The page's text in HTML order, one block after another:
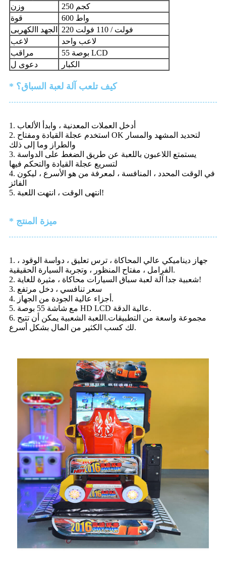
وزن
250 كجم
قوة
600 واط
الجهد االكهربى
220 فولت / 110 فولت
لاعب
لاعب واحد
مراقب
55 بوصة LCD
دعوى ل
الكبار
* كيف تلعب آلة لعبة السباق؟
1. أدخل العملات المعدنية ، وابدأ الألعاب
2. استخدم عجلة القيادة ومفتاح OK لتحديد المشهد والمسار
والطراز وما إلى ذلك
3. يستمتع اللاعبون باللعبة عن طريق الضغط على الدواسة
لتسريع عجلة القيادة والتحكم فيها
4. في الوقت المحدد ، المنافسة ، لمعرفة من هو الأسرع ، ليكون
الفائز
5. انتهى الوقت ، انتهت اللعبة!
* ميزة المنتج
1. جهاز ديناميكي عالي المحاكاة ، ترس تعليق ، دواسة الوقود ،
الفرامل ، مفتاح المنظور ، وتجربة السيارة الحقيقية.
2. شعبية جدا آلة لعبة سباق السيارات محاكاة ، مثيرة للغاية!
3. سعر تنافسي ، دخل مرتفع
4. أجزاء عالية الجودة من الجهاز.
5. مع شاشة 55 بوصة HD LCD عالية الدقة.
6. مجموعة واسعة من التطبيقات.اللعبة الشعبية يمكن أن تتيح
لك كسب الكثير من المال بشكل أسرع.